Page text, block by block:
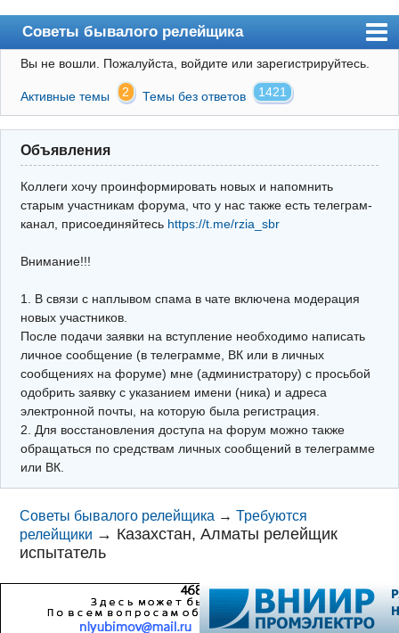
Советы бывалого релейщика
Форум
Правила
Поиск
Регистрация
Архив
Почта
Поиск релейщика
Видео РЗиА
Фотохостинг
Телеграм
Вы не вошли. Пожалуйста, войдите или зарегистрируйтесь.
Активные темы 2 Темы без ответов 1421
Объявления
Коллеги хочу проинформировать новых и напомнить
старым участникам форума, что у нас также есть телеграм-
канал, присоединяйтесь https://t.me/rzia_sbr
Внимание!!!
1. В связи с наплывом спама в чате включена модерация
новых участников.
После подачи заявки на вступление необходимо написать
личное сообщение (в телеграмме, ВК или в личных
сообщениях на форуме) мне (администратору) с просьбой
одобрить заявку с указанием имени (ника) и адреса
электронной почты, на которую была регистрация.
2. Для восстановления доступа на форум можно также
обращаться по средствам личных сообщений в телеграмме
или ВК.
Советы бывалого релейщика →Требуются
релейщики → Казахстан, Алматы релейщик
испытатель